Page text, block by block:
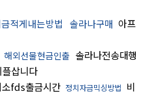
적게내는방법 솔라나구매 아프
해외선물현금인출 솔라나전송대행
플삽니다
fds출금시간 정치자금믹싱방법 비